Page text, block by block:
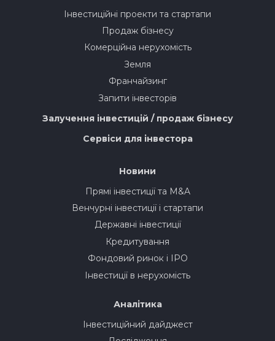
Інвестиційні проекти та стартапи
Продаж бізнесу
Комерційна нерухомість
Земля
Франчайзинг
Запити інвесторів
Залучення інвестицій / продаж бізнесу
Сервіси для інвестора
Новини
Прямі інвестиції та M&A
Венчурні інвестиції і стартапи
Державні інвестиції
Кредитування
Фондовий ринок і IPO
Інвестиції в нерухомість
Аналітика
Інвестиційний дайджест